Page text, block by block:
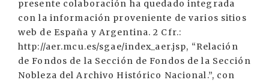
presente colaboración ha quedado integrada
con la información proveniente de varios sitios
web de España y Argentina. 2 Cfr.:
http://aer.mcu.es/sgae/index_aer.jsp, “Relación
de Fondos de la Sección de Fondos de la Sección
Nobleza del Archivo Histórico Nacional.”, con